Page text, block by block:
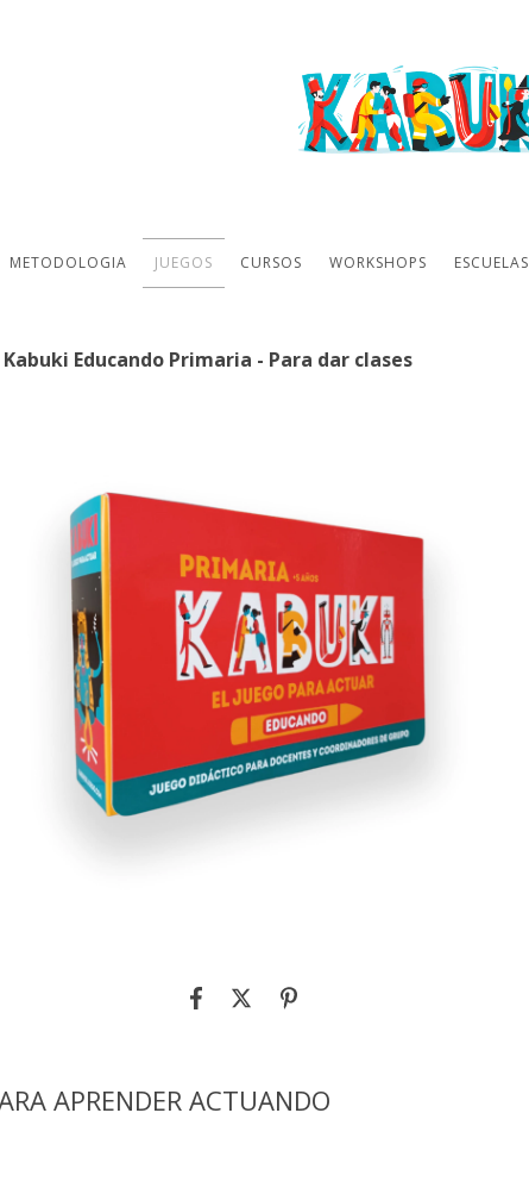
METODOLOGIA JUEGOS CURSOS WORKSHOPS ESCUELAS
Kabuki Educando Primaria - Para dar clases
APRENDER ACTUANDO